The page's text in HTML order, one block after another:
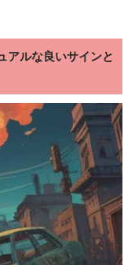
アルな良いサインと